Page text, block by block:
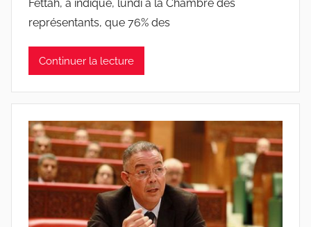
Fettah, a indiqué, lundi à la Chambre des
représentants, que 76% des
Continuer la lecture